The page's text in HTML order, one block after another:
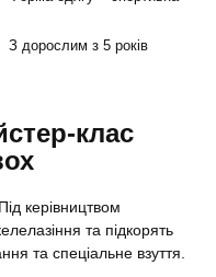
З дорослим з 5 років
клас
керівництвом
та підкорять
та спеціальне взуття.